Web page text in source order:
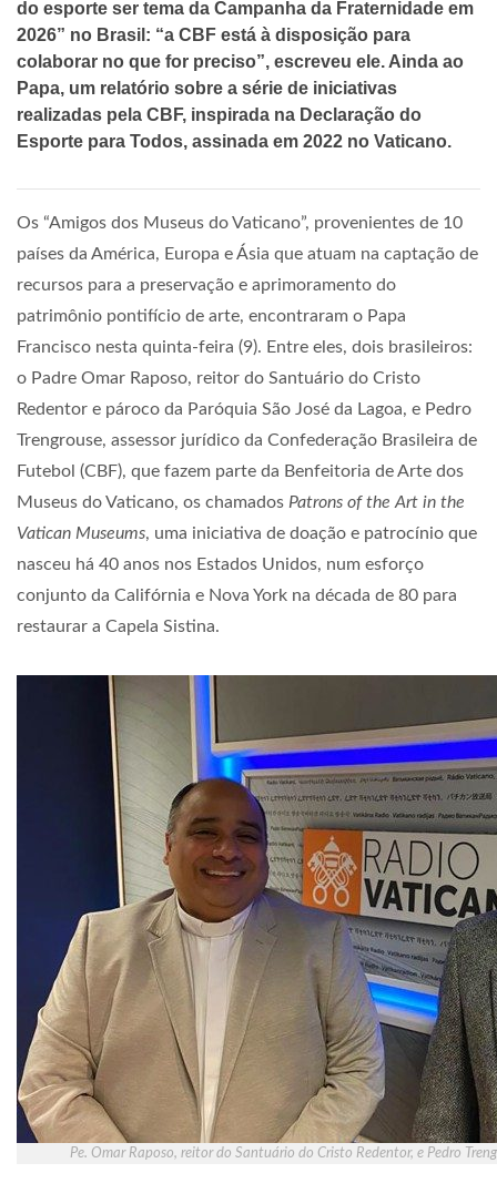
do esporte ser tema da Campanha da Fraternidade em
2026” no Brasil: “a CBF está à disposição para
colaborar no que for preciso”, escreveu ele. Ainda ao
Papa, um relatório sobre a série de iniciativas
realizadas pela CBF, inspirada na Declaração do
Esporte para Todos, assinada em 2022 no Vaticano.
Os “Amigos dos Museus do Vaticano”, provenientes de 10
países da América, Europa e Ásia que atuam na captação de
recursos para a preservação e aprimoramento do
patrimônio pontifício de arte, encontraram o Papa
Francisco nesta quinta-feira (9). Entre eles, dois brasileiros:
o Padre Omar Raposo, reitor do Santuário do Cristo
Redentor e pároco da Paróquia São José da Lagoa, e Pedro
Trengrouse, assessor jurídico da Confederação Brasileira de
Futebol (CBF), que fazem parte da Benfeitoria de Arte dos
Museus do Vaticano, os chamados Patrons of the Art in the
Vatican Museums, uma iniciativa de doação e patrocínio que
nasceu há 40 anos nos Estados Unidos, num esforço
conjunto da Califórnia e Nova York na década de 80 para
restaurar a Capela Sistina.
Pe. Omar Raposo, reitor do Santuário do Cristo Redentor, e Pedro